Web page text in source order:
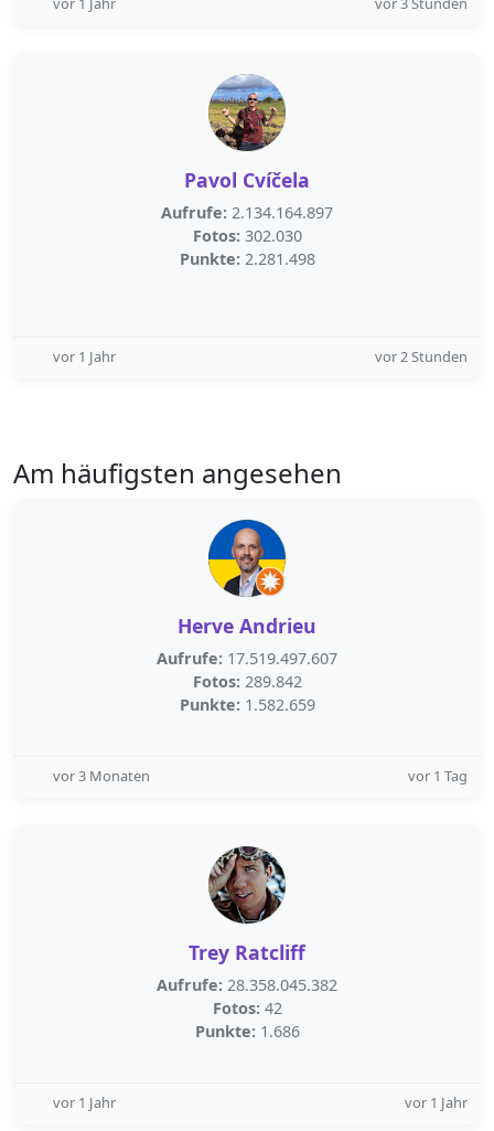
Pavol Cvíčela
Aufrufe: 2.134.164.897
Fotos: 302.030
Punkte: 2.281.498
vor 1 Jahr vor 2 Stunden
Am häufigsten angesehen
Herve Andrieu
Aufrufe: 17.519.497.607
Fotos: 289.842
Punkte: 1.582.659
vor 3 Monaten vor 1 Tag
Trey Ratcliff
Aufrufe: 28.358.045.382
Fotos: 42
Punkte: 1.686
vor 1 Jahr vor 1 Jahr